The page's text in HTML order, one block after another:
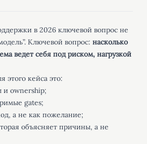
в 2026 ключевой вопрос не
Ключевой вопрос: насколько
ведет себя под риском, нагрузкой
этого кейса это:
и ownership;
gates;
а не как пожелание;
объясняет причины, а не